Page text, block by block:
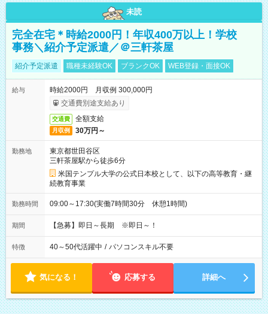
未読
完全在宅＊時給2000円！年収400万以上！学校
事務＼紹介予定派遣／＠三軒茶屋
紹介予定派遣 職種未経験OK ブランクOK WEB登録・面接OK
給与
時給2000円 月収例 300,000円
交通費別途支給あり
交通費 全額支給
月収例 30万円～
勤務地
東京都世田谷区
三軒茶屋駅から徒歩6分
米国テンプル大学の公式日本校として、以下の高等教育・継
続教育事業
勤務時間 09:00～17:30(実働7時間30分 休憩1時間)
期間 【急募】即日～長期 ※即日～！
特徴 40～50代活躍中 / パソコンスキル不要
気になる！ 応募する 詳細へ